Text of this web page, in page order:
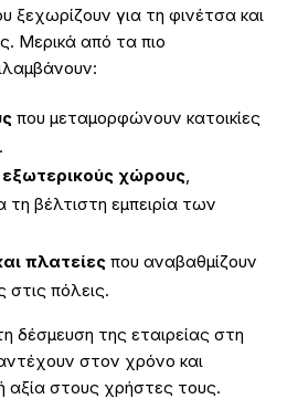
ξεχωρίζουν για τη φινέτσα και
Μερικά από τα πιο
που μεταμορφώνουν κατοικίες
χώρους
τη βέλτιστη εμπειρία των
πλατείες που αναβαθμίζουν
στις πόλεις.
δέσμευση της εταιρείας στη
στον χρόνο και
αξία στους χρήστες τους.